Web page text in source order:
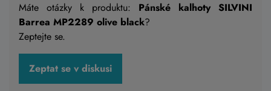
Máte otázky k produktu: Pánské kalhoty SILVINI
Barrea MP2289 olive black?
Zeptejte se.
Zeptat se v diskusi